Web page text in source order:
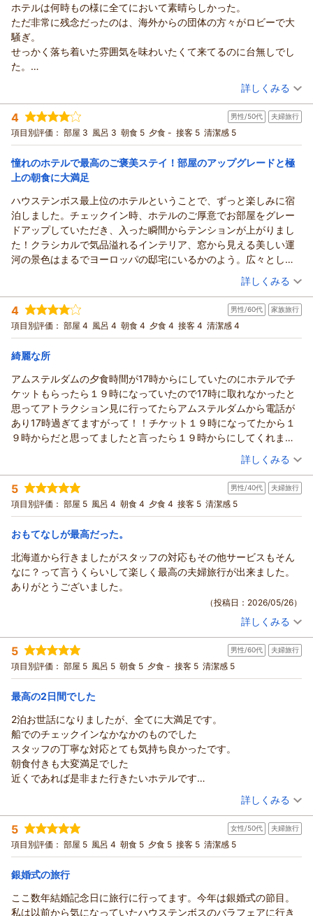
（返信日：2026/06/07）
ホテルヨーロッパ ハウステンボスからの返信
この度は、ホテルヨーロッパにご宿泊賜り誠にありがとうござ
いました。また、ご帰宅後の貴重なお時間を割いてご投稿賜り
ましたこと、重ねて御礼申し上げます。
バラの香りに包まれたホテルヨーロッパでの優雅なひと時をお
過ごし頂け、お部屋やテラスでのご朝食にもご満足頂けました
こと、大変嬉しく思っております。今後もお越し下さいました
一人一人のお客様に、当ホテルでのご滞在を良き思い出として
お持ち帰り頂けますよう、できる限りのお手伝いをさせて頂き
たいと存じます。是非、また近い将来、春夏秋冬、四季折々の
色鮮やかな花が咲き誇り、季節毎に異なる顔をお見せするハウ
ステンボスへ是非ともまた足をお運び下さいませ。心よりお待
（返信日：2026/06/07）
ホテルは何時もの様に全てにおいて素晴らしかった。
ただ非常に残念だったのは、海外からの団体の方々がロビーで大
騒ぎ。
せっかく落ち着いた雰囲気を味わいたくて来てるのに台無しでし
た。
更にロビーコンサートが始まっても騒ぎ続ける始末で閉口しまし
これさえ無ければ最高だったのに、ホテルに非は無いとは言え、
かなり残念な思い出になりました。
（投稿日：2026/06/01）
宿泊時期： 2026年05月宿泊 (家族旅行)
投稿者： おきくさん
宿泊プラン： 【じゃらんのお得な10日間】ハウステンボスステイプラン（朝
食付き）/2026年4月～
ツイン 朝のみ
宿泊価格帯： 25,001～26,000円(大人一人あたり/税込)
先日は、ホテルヨーロッパにご宿泊頂き、誠にありがとうござ
いました。また、ご帰宅後の貴重な時間を割いて、ご意見、ご
感想をお寄せ頂きましたこと、重ねて御礼申し上げます。ホテ
ルでのご滞在やサービスにつきまして「いつものように全てに
おいて素晴らしかった」とのお言葉を頂戴し、大変光栄に存じ
ます。しかしながら、ロビーでの他のお客様のご利用状況によ
り、せっかく落ち着いた雰囲気の中でお寛ぎいただくことを楽
しみにお越し頂きましたにもかかわらず、ご期待に添えるロビ
ー空間のご提供ができておりませんでしたこと、誠に申し訳ご
ざいませんでした。頂戴しましたお言葉を、身の引き締まる思
いで拝読いたしました。特にロビーコンサートの時間帯におい
たことを大変心苦しく存じます。頂戴いたしましたお言葉を真
摯に受け止め、すべてのお客様に快適にお過ごしいただける環
境づくりに努めてまいります。
誠に勝手なお願いではございますが、また機会がございました
らホテルヨーロッパへお帰りいただけますと幸いでございま
す。スタッフ一同、心よりお待ち申し上げております。
詳しくみる
4 男性/50代 夫婦旅行
項目別評価： 部屋 3 風呂 3 朝食 5 夕食 - 接客 5 清潔感 5
憧れのホテルで最高のご褒美ステイ！部屋のアップグレードと極
上の朝食に大満足
ハウステンボス最上位のホテルということで、ずっと楽しみに宿
泊しました。チェックイン時、ホテルのご厚意でお部屋をグレー
ドアップしていただき、入った瞬間からテンションが上がりまし
た！クラシカルで気品溢れるインテリア、窓から見える美しい運
河の景色はまるでヨーロッパの邸宅にいるかのよう。広々とした
空間で、日常を忘れて贅沢な時間を過ごすことができました。そ
して、特に感動したのが朝食です。種類豊富なブッフェはどれも
クオリティが高く、目の前で仕上げてくれるオムレツや、新鮮な
地元の食材を使った料理は絶品でした。美しい運河を眺めなが
ら、生演奏に耳を傾けて味わう朝食は本当に優雅で、最高の1日の
も心地よく、お値段以上の価値がある特別な滞在になりました。
ハウステンボスに来る際は、ぜひまたここに泊まりたいです！
（投稿日：2026/05/31）
宿泊時期： 2026年05月宿泊 (夫婦旅行)
投稿者： yujiさん(男性/50代)
宿泊プラン： 【じゃらんのお得な10日間】ホテルヨーロッパリゾートプラン
（朝食付き）/3月開催
ツイン 朝のみ
宿泊価格帯：
ホテルヨーロッパ ハウステンボスからの返信
この度は、ホテルヨーロッパにご宿泊賜り誠にありがとうござ
いました。また、ご帰宅後の貴重なお時間を割いてご投稿賜り
ましたこと、重ねて御礼申し上げます。
お部屋やインテリア、ブッフェでのご朝食など、当ホテルでの
ご滞在を存分にご満足頂けましたご様子が伺え、大変嬉しく思
っております。今後もお越し下さいました一人一人のお客様
に、当ホテルでのご滞在を良き思い出としてお持ち帰り頂けま
すよう、できる限りのお手伝いをさせて頂きたいと存じます。
是非、また近い将来、当ホテルへご帰館頂けます日を楽しみに
心よりお待ち申し上げております。今後とも末永いご愛顧を賜
（返信日：2026/06/04）
詳しくみる
4 男性/60代 家族旅行
項目別評価： 部屋 4 風呂 4 朝食 4 夕食 4 接客 4 清潔感 4
綺麗な所
アムステルダムの夕食時間が17時からにしていたのにホテルでチ
ケットもらったら１９時になっていたので17時に取れなかったと
思ってアトラクション見に行ってたらアムステルダムから電話が
あり17時過ぎてますがって！！チケット１９時になってたから１
９時からだと思ってましたと言ったら１９時からにしてくれまし
たが！チケットの印刷ミスでしょうか？焦りました！（投稿日：2026/05/30）
宿泊時期： 2026年05月宿泊 (家族旅行)
投稿者： 龍さん(男性/60代)
宿泊プラン： ホテルアムステルダム内「ア クールベール」ディナーブッフェ
付きプラン（2食付き）
トリプル 朝・夕
宿泊価格帯： 26,001～27,000円(大人一人あたり/税込)
ホテルヨーロッパ ハウステンボスからの返信
先日は、ホテルヨーロッパにご宿泊頂き、誠にありがとうござ
いました。また、ご帰宅後の貴重な時間を割いて、ご意見、ご
感想をお寄せ頂きましたこと、重ねて御礼申し上げます。早速
ではございますが、ご夕食のお時間につきまして、私共の確認
不足により誤ったご案内をしてしまい、お客様にご心配とご迷
惑をお掛けいたしましたこと、心よりお詫び申し上げます。本
来であれば安心してご滞在をお楽しみいただくべきところ、ご
夕食のお時間に関して混乱を招き、お食事前のひとときにご不
安なお気持ちにさせてしまいましたことを大変申し訳なく存じ
内内容の確認をより一層徹底し、再発防止に努めて参ります。
これからも、お越し下さいましたお客様にご到着時からお帰り
になった後まで本当に来て良かったと実感して頂けるよう、ス
タッフ一同精進致して参ります。どうか今後ともホテルヨーロ
ッパをご愛顧賜りますようお願い申し上げます。この度は、貴
重なご意見をお寄せ頂き、誠にありがとうございました。
（返信日：2026/06/07）
詳しくみる
5 男性/40代 夫婦旅行
項目別評価： 部屋 5 風呂 4 朝食 4 夕食 4 接客 5 清潔感 5
おもてなしが最高だった。
北海道から行きましたがスタッフの対応もその他サービスもそん
なに？って言うくらいして楽しく最高の夫婦旅行が出来ました。
ありがとうございました。
（投稿日：2026/05/26）
投稿者： ひでとさん(男性/40代)
宿泊プラン： ホテルアムステルダム内「ア クールベール」ディナーブッフェ
付きプラン（2食付き）
ツイン 朝・夕
宿泊価格帯： 23,001～24,000円(大人一人あたり/税込)
先日は、ホテルヨーロッパにご宿泊頂き、誠にありがとうござ
いました。また、ご帰宅後の貴重な時間を割いて、ご丁寧なる
ご意見、ご感想をお寄せ頂きましたこと、重ねて御礼申し上げ
ます。当ホテルでのご滞在をご夫妻様にとりましての最高のご
旅行として、お持ち帰り頂けましたご様子が伺い知れ、大変嬉
しく拝読いたしました。これからも、皆様から頂戴します貴重
なご意見を大切にし、温かいホスピタリティ精神に溢れた心か
らのおもてなしと、より美しい快適な空間のご提供を目指し、
日々研鑽を重ねる所存でございます。引き続きハウステンボ
ス、ならびにホテルヨーロッパをご愛顧賜りますようお願い申
し上げます。春夏秋冬、四季折々の色鮮やかな花が咲き誇り、
足をお運び下さいませ。心よりお待ち申し上げております。
詳しくみる
5 男性/60代 夫婦旅行
項目別評価： 部屋 5 風呂 5 朝食 5 夕食 - 接客 5 清潔感 5
最高の2日間でした
2泊お世話になりましたが、全てに大満足です。
船でのチェックインなかなかのものでした
スタッフの丁寧な対応とても気持ち良かったです。
朝食付きも大変満足でした
近くであれば是非また行きたいホテルです
（投稿日：2026/05/25）
宿泊時期： 2026年05月宿泊 (夫婦旅行)
投稿者： a4さん(男性/60代)
宿泊プラン： 【ハウステンボス最上位ホテル】ホテルヨーロッパ リゾートプ
ラン（朝食付き）/2026年4月～
ツイン 朝のみ
宿泊価格帯： 29,001～30,000円(大人一人あたり/税込)
ホテルヨーロッパ ハウステンボスからの返信
詳しくみる
5 女性/50代 夫婦旅行
項目別評価： 部屋 5 風呂 4 朝食 5 夕食 5 接客 5 清潔感 5
銀婚式の旅行
ここ数年結婚記念日に旅行に行ってます。今年は銀婚式の節目。
私は以前から気になっていたハウステンボスのバラフェアに行き